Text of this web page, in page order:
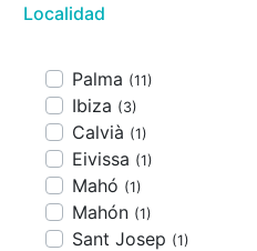
Localidad
Palma (11)
Ibiza (3)
Calvià (1)
Eivissa (1)
Mahó (1)
Mahón (1)
Sant Josep (1)